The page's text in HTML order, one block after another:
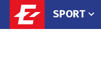
SPORT